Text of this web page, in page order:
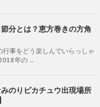
分とは？恵方巻きの方角
行事をどう楽しんでいらっしゃ
年の ...
みのりピカチュウ出現場所